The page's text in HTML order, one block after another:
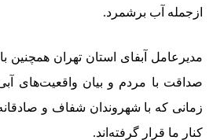
ازجمله آب برشمرد.
مدیرعامل آبفای استان تهران همچنین
صداقت با مردم و بیان واقعیت‌های
زمانی که با شهروندان شفاف و
کنار ما قرار گرفته‌اند.